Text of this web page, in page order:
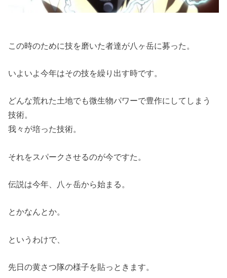
この時のために技を磨いた者達が八ヶ岳に募った。
いよいよ今年はその技を繰り出す時です。
どんな荒れた土地でも微生物パワーで豊作にしてしまう
技術。
我々が培った技術。
それをスパークさせるのが今ですた。
伝説は今年、八ヶ岳から始まる。
とかなんとか。
というわけで、
先日の黄さつ隊の様子を貼っときます。